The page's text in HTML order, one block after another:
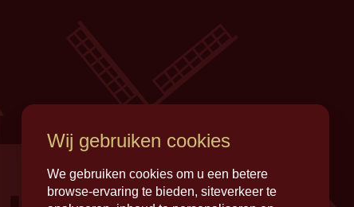
Wij gebruiken cookies
We gebruiken cookies om u een betere
browse-ervaring te bieden, siteverkeer te